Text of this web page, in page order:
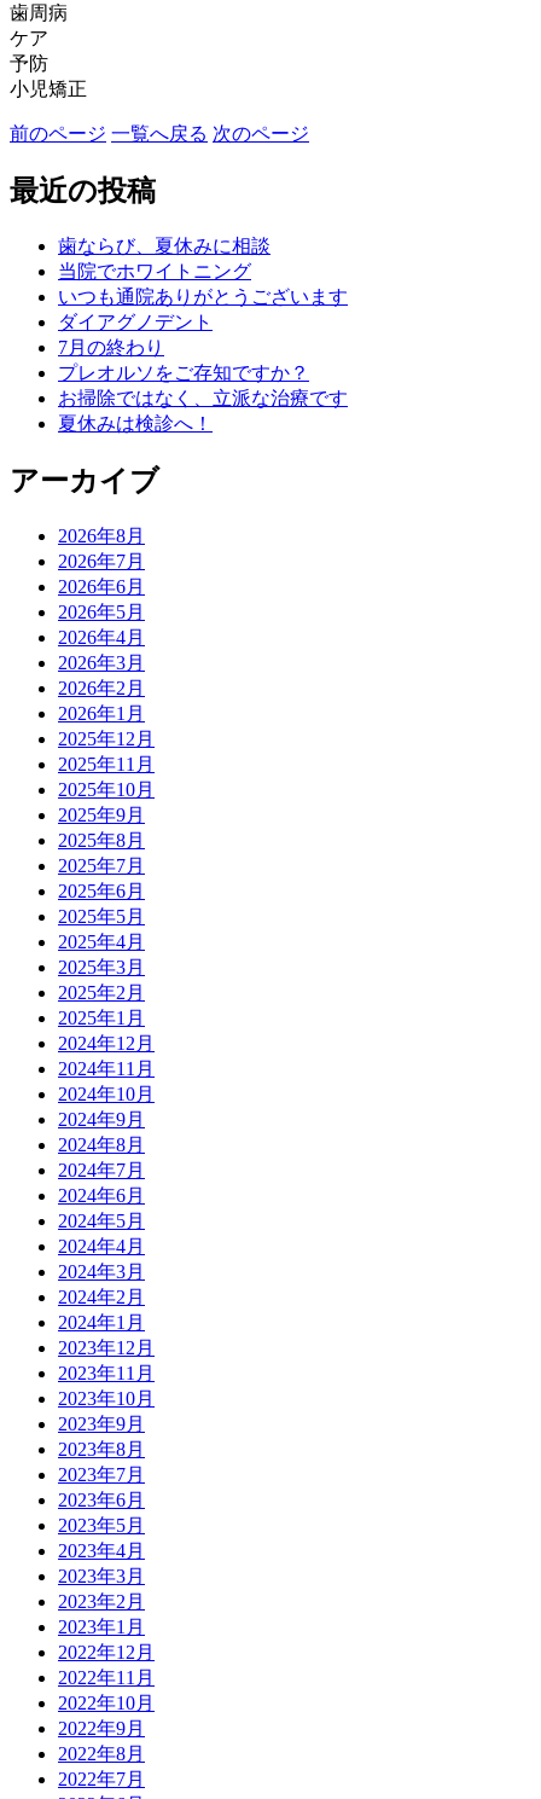
歯周病
ケア
予防
小児矯正
前のページ 一覧へ戻る 次のページ
最近の投稿
歯ならび、夏休みに相談
当院でホワイトニング
いつも通院ありがとうございます
ダイアグノデント
7月の終わり
プレオルソをご存知ですか？
お掃除ではなく、立派な治療です
夏休みは検診へ！
アーカイブ
2026年8月
2026年7月
2026年6月
2026年5月
2026年4月
2026年3月
2026年2月
2026年1月
2025年12月
2025年11月
2025年10月
2025年9月
2025年8月
2025年7月
2025年6月
2025年5月
2025年4月
2025年3月
2025年2月
2025年1月
2024年12月
2024年11月
2024年10月
2024年9月
2024年8月
2024年7月
2024年6月
2024年5月
2024年4月
2024年3月
2024年2月
2024年1月
2023年12月
2023年11月
2023年10月
2023年9月
2023年8月
2023年7月
2023年6月
2023年5月
2023年4月
2023年3月
2023年2月
2023年1月
2022年12月
2022年11月
2022年10月
2022年9月
2022年8月
2022年7月